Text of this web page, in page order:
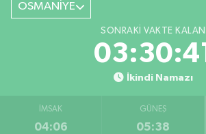
OSMANİYE
SONRAKI VAKTE KALAN
03:30:40
İkindi Namazı
İMSAK
04:06
GÜNEŞ
05:38